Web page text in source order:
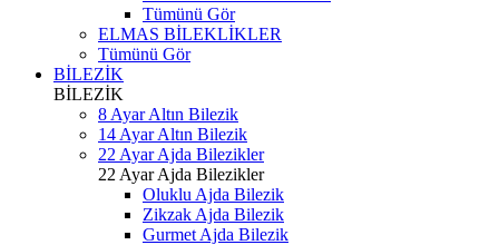
Tümünü Gör
ELMAS BİLEKLİKLER
Tümünü Gör
BİLEZİK
BİLEZİK
8 Ayar Altın Bilezik
14 Ayar Altın Bilezik
22 Ayar Ajda Bilezikler
22 Ayar Ajda Bilezikler
Oluklu Ajda Bilezik
Zikzak Ajda Bilezik
Gurmet Ajda Bilezik